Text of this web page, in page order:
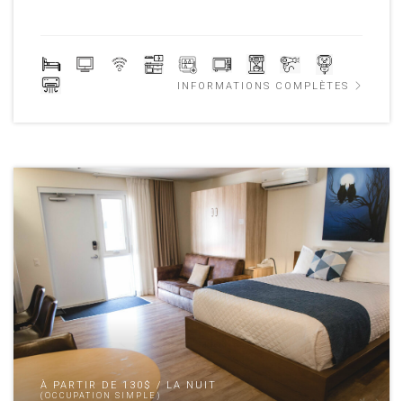
INFORMATIONS COMPLÈTES
À PARTIR DE 130$ / LA NUIT
(OCCUPATION SIMPLE)